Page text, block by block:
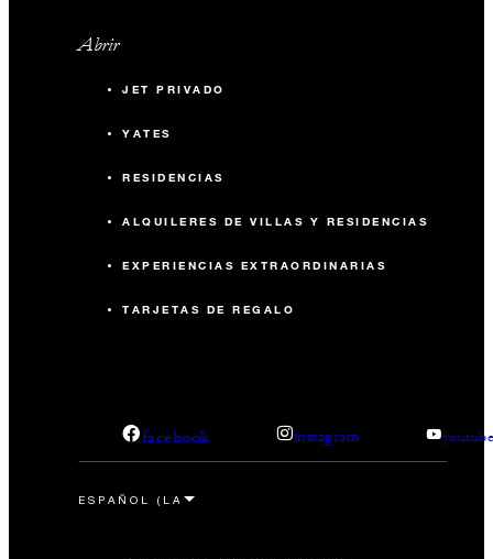
Abrir
JET PRIVADO
YATES
RESIDENCIAS
ALQUILERES DE VILLAS Y RESIDENCIAS
EXPERIENCIAS EXTRAORDINARIAS
TARJETAS DE REGALO
facebook instagram